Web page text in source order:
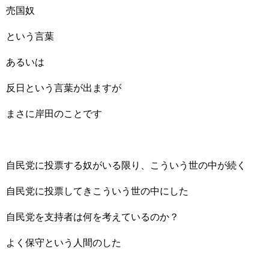
売国奴
という言葉
あるいは
反日という言葉が出ますが
まさに岸田のことです
自民党に投票する奴がいる限り、こういう世の中が続く
自民党に投票してきこういう世の中にした
自民党を支持者は何を考えているのか？
よく保守という人間のした